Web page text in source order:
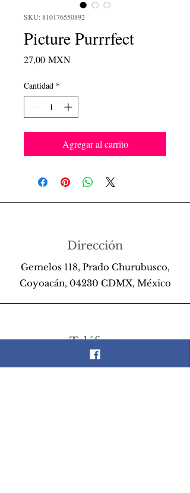
SKU: 810176550892
Picture Purrrfect
27,00 MXNPrecio
Cantidad *
Agregar al carrito
Dirección
Gemelos 118, Prado Churubusco,
Coyoacán, 04230 CDMX, México
Teléfono
55 26 89 13 14